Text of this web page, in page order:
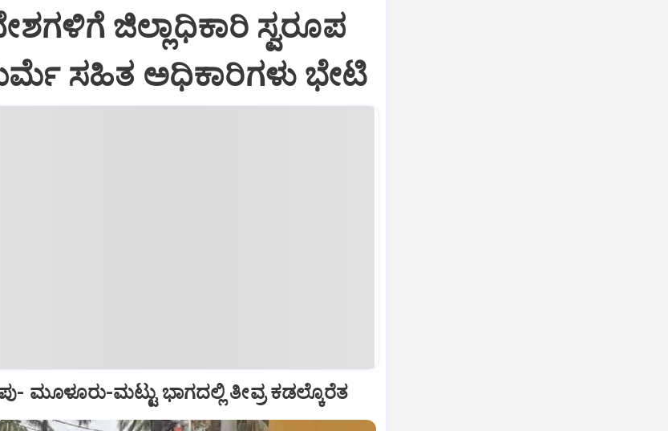
ಜಿಲ್ಲಾಧಿಕಾರಿ ಸ್ವರೂಪ
ಸಹಿತ ಅಧಿಕಾರಿಗಳು ಭೇಟಿ
ಮೂಳೂರು-ಮಟ್ಟು ಭಾಗದಲ್ಲಿ ತೀವ್ರ ಕಡಲ್ಕೊರೆತ